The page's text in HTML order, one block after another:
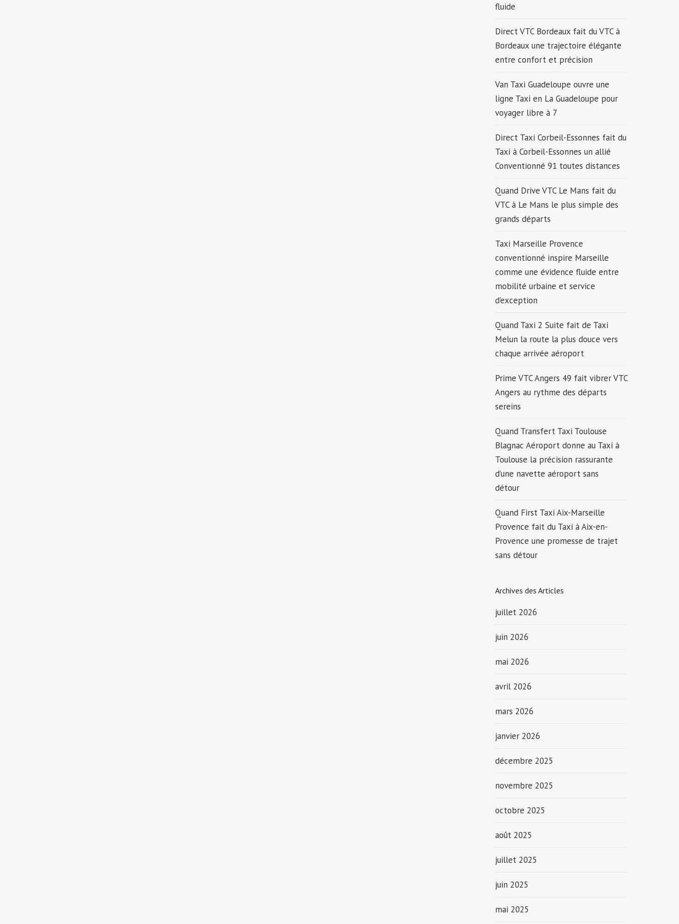
fluide
Direct VTC Bordeaux fait du VTC à
Bordeaux une trajectoire élégante
entre confort et précision
Van Taxi Guadeloupe ouvre une
ligne Taxi en La Guadeloupe pour
voyager libre à 7
Direct Taxi Corbeil-Essonnes fait du
Taxi à Corbeil-Essonnes un allié
Conventionné 91 toutes distances
Quand Drive VTC Le Mans fait du
VTC à Le Mans le plus simple des
grands départs
Taxi Marseille Provence
conventionné inspire Marseille
comme une évidence fluide entre
mobilité urbaine et service
d’exception
Quand Taxi 2 Suite fait de Taxi
Melun la route la plus douce vers
chaque arrivée aéroport
Prime VTC Angers 49 fait vibrer VTC
Angers au rythme des départs
sereins
Quand Transfert Taxi Toulouse
Blagnac Aéroport donne au Taxi à
Toulouse la précision rassurante
d’une navette aéroport sans
détour
Quand First Taxi Aix-Marseille
Provence fait du Taxi à Aix-en-
Provence une promesse de trajet
sans détour
Archives des Articles
juillet 2026
juin 2026
mai 2026
avril 2026
mars 2026
janvier 2026
décembre 2025
novembre 2025
octobre 2025
août 2025
juillet 2025
juin 2025
mai 2025